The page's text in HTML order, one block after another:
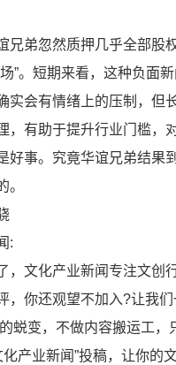
兄弟忽然质押几乎全部股
”。短期来看，这种负面新
实会有情绪上的压制，但
，有助于提升行业门槛，
好事。究竟华谊兄弟结果
。
:
，文化产业新闻专注文创
，你还观望不加入?让我
的蜕变，不做内容搬运工，
产业新闻”投稿，让你的